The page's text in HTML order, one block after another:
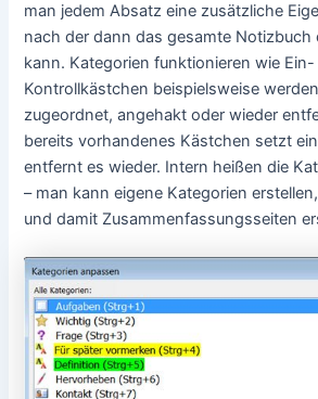
man jedem Absatz eine zusätzliche
nach der dann das gesamte
kann. Kategorien funktionieren wie
Kontrollkästchen beispielsweise
zugeordnet, angehakt oder wieder
bereits vorhandenes Kästchen setzt
entfernt es wieder. Intern heißen die
– man kann eigene Kategorien
und damit Zusammenfassungsseiten